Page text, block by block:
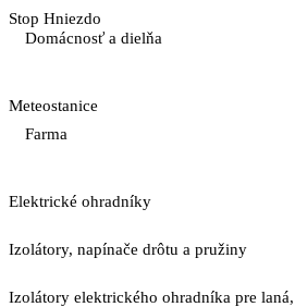
Stop Hniezdo
Domácnosť a dielňa
Meteostanice
Farma
Elektrické ohradníky
Izolátory, napínače drôtu a pružiny
Izolátory elektrického ohradníka pre